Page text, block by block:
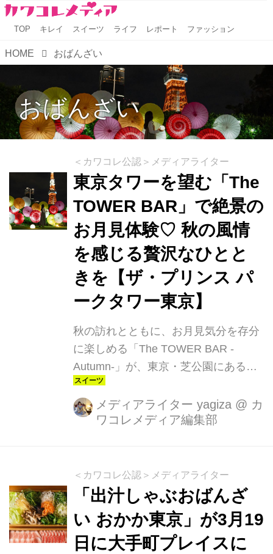
TOP キレイ スイーツ ライフ レポート ファッション
HOME おばんざい
おばんざい
＜カワコレ公認＞メディアライター
東京タワーを望む「The
TOWER BAR」で絶景の
お月見体験♡ 秋の風情
を感じる贅沢なひとと
きを【ザ・プリンス パ
ークタワー東京】
秋の訪れとともに、お月見気分を存分
に楽しめる「The TOWER BAR -
Autumn-」が、東京・芝公園にある
ザ・プリンス パークタワー東京で、
2024年10月10日から開催日を限定し
てオープンします。煌びやかな東京タ
を提供。秋の美しさと東京の夜景が織
りなす幻想的なひとときを、あなたも
体験してみませんか？
メディアライター yagiza @ カ
ワコレメディア編集部
＜カワコレ公認＞メディアライター
「出汁しゃぶおばんざ
い おかか東京」が3⽉19
⽇に大手町プレイスに